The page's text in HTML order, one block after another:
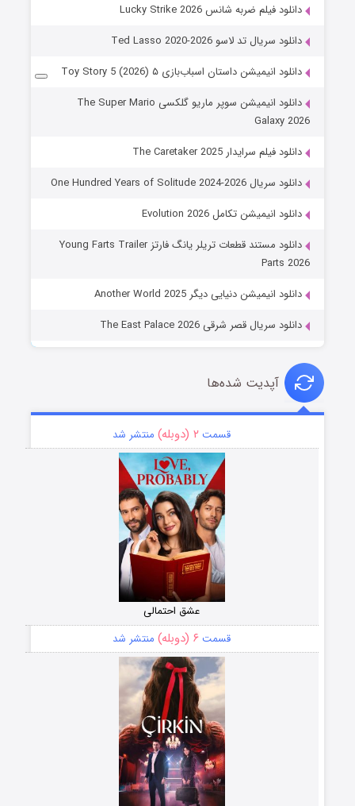
دانلود فیلم ضربه شانس Lucky Strike 2026
دانلود سریال تد لاسو Ted Lasso 2020-2026
دانلود انیمیشن داستان اسباب‌بازی ۵ Toy Story 5 (2026)
دانلود انیمیشن سوپر ماریو گلکسی The Super Mario
Galaxy 2026
دانلود فیلم سرایدار The Caretaker 2025
دانلود سریال One Hundred Years of Solitude 2024-2026
دانلود انیمیشن تکامل Evolution 2026
دانلود مستند قطعات تریلر یانگ فارتز Young Farts Trailer
Parts 2026
دانلود انیمیشن دنیایی دیگر Another World 2025
دانلود سریال قصر شرقی The East Palace 2026
آپدیت شده‌ها
قسمت ۲ (دوبله) منتشر شد
عشق احتمالی
قسمت ۶ (دوبله) منتشر شد